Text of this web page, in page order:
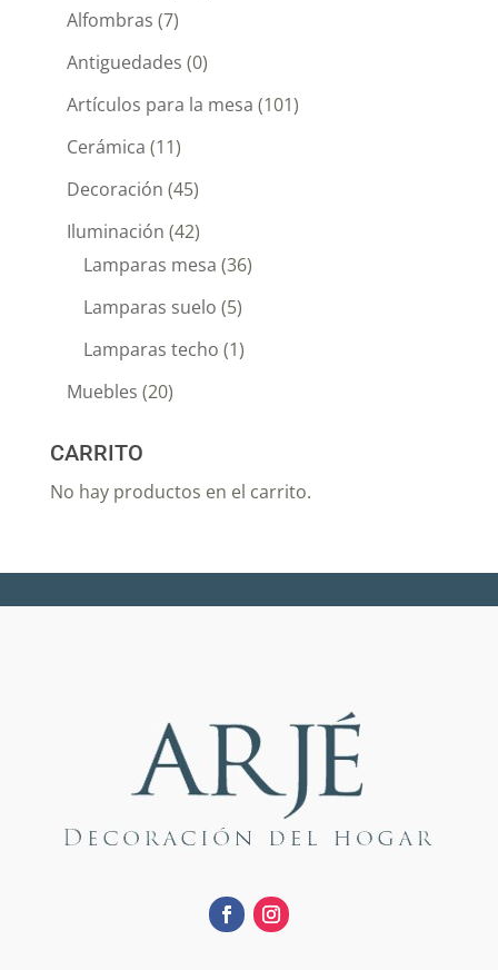
Alfombras (7)
Antiguedades (0)
Artículos para la mesa (101)
Cerámica (11)
Decoración (45)
Iluminación (42)
Lamparas mesa (36)
Lamparas suelo (5)
Lamparas techo (1)
Muebles (20)
CARRITO
No hay productos en el carrito.